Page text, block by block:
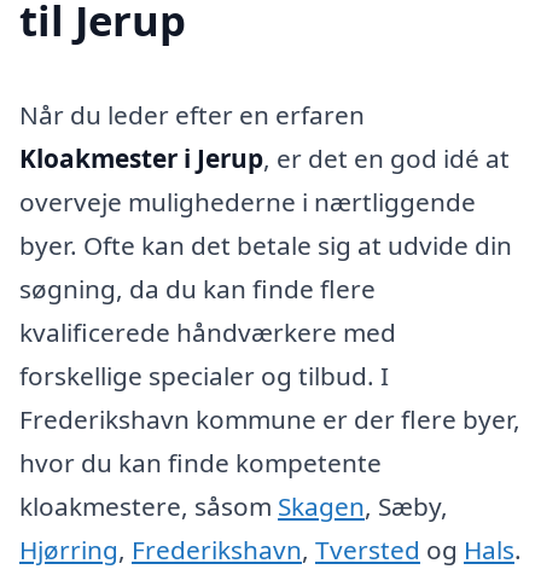
til Jerup
Når du leder efter en erfaren
Kloakmester i Jerup, er det en god idé at
overveje mulighederne i nærtliggende
byer. Ofte kan det betale sig at udvide din
søgning, da du kan finde flere
kvalificerede håndværkere med
forskellige specialer og tilbud. I
Frederikshavn kommune er der flere byer,
hvor du kan finde kompetente
kloakmestere, såsom Skagen, Sæby,
Hjørring, Frederikshavn, Tversted og Hals.